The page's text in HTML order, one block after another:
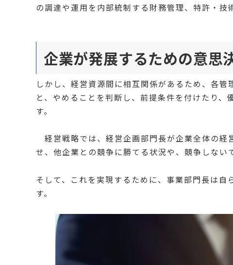
の調達や運用を内部統制する財務管理、特許・技
企業が発展するための意思
しかし、経営資源間に相互関係があるため、各
と、やめることを判断し、前提条件を付けたり
す。
経営戦略では、経営企画部門長が企業全体の経
せ、他企業との競争に勝てる状況や、競争しない
そして、これを実現するために、事業部門長は
す。